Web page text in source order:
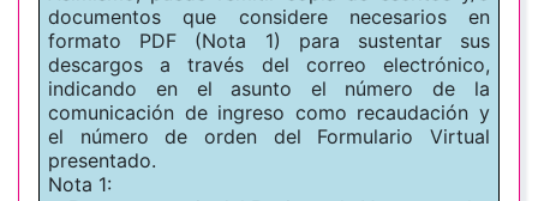
documentos que considere necesarios en
formato PDF (Nota 1) para sustentar sus
descargos a través del correo electrónico,
indicando en el asunto el número de la
comunicación de ingreso como recaudación y
el número de orden del Formulario Virtual
presentado.
Nota 1: